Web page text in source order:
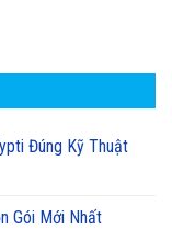
Đúng Kỹ Thuật
Gói Mới Nhất